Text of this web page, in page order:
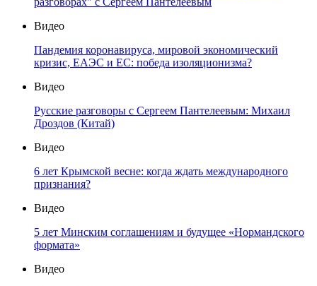
Видео
Пандемия коронавируса, мировой экономический
кризис, ЕАЭС и ЕС: победа изоляционизма?
Видео
Русские разговоры с Сергеем Пантелеевым: Михаил
Дроздов (Китай)
Видео
6 лет Крымской весне: когда ждать международного
признания?
Видео
5 лет Минским соглашениям и будущее «Нормандского
формата»
Видео